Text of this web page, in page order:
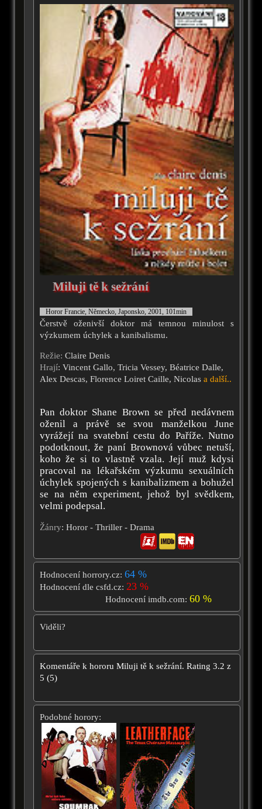
Miluji tě k sežrání
Horor Francie, Německo, Japonsko, 2001, 101min
Čerstvě oženivší doktor má temnou minulost s
výzkumem úchylek a kanibalismu.
Režie: Claire Denis
Hrají: Vincent Gallo, Tricia Vessey, Béatrice Dalle,
Alex Descas, Florence Loiret Caille, Nicolas a další..
Pan doktor Shane Brown se před nedávnem
oženil a právě se svou manželkou June
vyrážejí na svatební cestu do Paříže. Nutno
podotknout, že paní Brownová vůbec netuší,
koho že si to vlastně vzala. Její muž kdysi
pracoval na lékařském výzkumu sexuálních
úchylek spojených s kanibalizmem a bohužel
se na něm experiment, jehož byl svědkem,
velmi podepsal.
Žánry: Horor - Thriller - Drama
Hodnocení horrory.cz: 64 %
Hodnocení dle csfd.cz: 23 %
Hodnocení imdb.com:60 %
Viděli?
Komentáře k hororu Miluji tě k sežrání. Rating 3.2 z
5 (5)
Podobné horory: